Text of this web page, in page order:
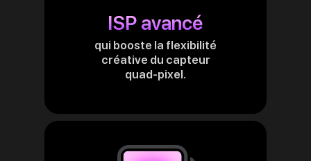
ISP avancé
qui booste la flexibilité
créative du capteur
quad‑pixel.